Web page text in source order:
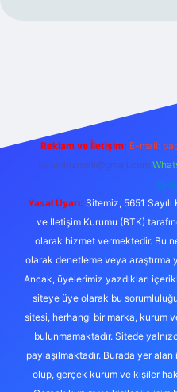
Reklam ve İletişim: E-mail:
forumhizmeti@gmail.com
Yasal Uyarı: Sitemiz, 5651
ve İletişim Kurumu (BTK)
olarak hizmet vermektedir. Bu
olarak denetleme veya araştırma
Ancak, üyelerimiz yazdıkları
siteye üye olarak bu
sitesi, herhangi bir marka, kurum
bulunmamaktadır. Sitede
paylaşılmaktadır. Burada yer
olup, gerçek kurum ve kişiler